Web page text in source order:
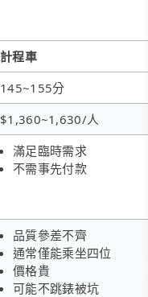
計程車
145~155分
$1,360~1,630/人
滿足臨時需求
不需事先付款
品質參差不齊
通常僅能乘坐四位
價格貴
可能不跳錶被坑